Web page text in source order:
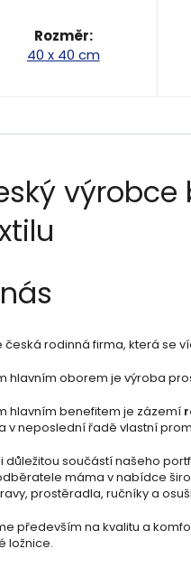
Rozměr:
40 x 40 cm
výrobce
česká rodinná firma, která se
hlavním oborem je výroba
hlavním benefitem je zázemí
v neposlední řadě vlastní
důležitou součástí našeho
máma v nabídce
prostěradla, ručníky a
především na kvalitu a
ložnice.